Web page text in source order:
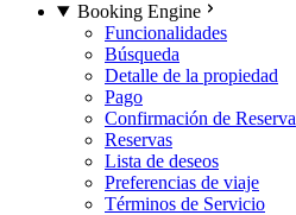
Booking Engine
Funcionalidades
Búsqueda
Detalle de la propiedad
Pago
Confirmación de Reserva
Reservas
Lista de deseos
Preferencias de viaje
Términos de Servicio